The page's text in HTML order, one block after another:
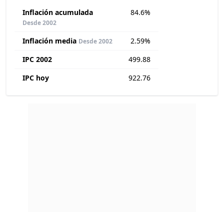
Inflación acumulada
Desde 2002
84.6%
Inflación media Desde 2002
2.59%
IPC 2002
499.88
IPC hoy
922.76